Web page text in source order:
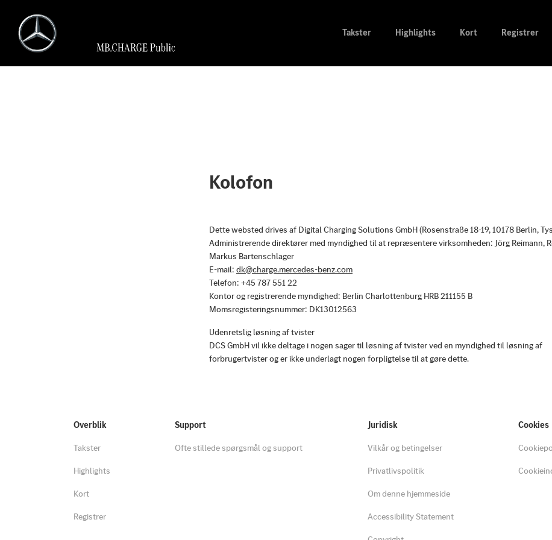
Takster Highlights Kort Registrer
Kolofon
Dette websted drives af Digital Charging Solutions GmbH (Rosenstraße 18-19, 10178 Berlin,
Administrerende direktører med myndighed til at repræsentere virksomheden: Jörg Reimann,
Markus Bartenschlager
E-mail: dk@charge.mercedes-benz.com
Telefon: +45 787 551 22
Kontor og registrerende myndighed: Berlin Charlottenburg HRB 211155 B
Momsregisteringsnummer: DK13012563
Udenretslig løsning af tvister
DCS GmbH vil ikke deltage i nogen sager til løsning af tvister ved en myndighed til løsning af
forbrugertvister og er ikke underlagt nogen forpligtelse til at gøre dette.
Overblik
Takster
Highlights
Kort
Registrer
Support
Ofte stillede spørgsmål og support
Juridisk
Vilkår og betingelser
Privatlivspolitik
Om denne hjemmeside
Accessibility Statement
Cookies